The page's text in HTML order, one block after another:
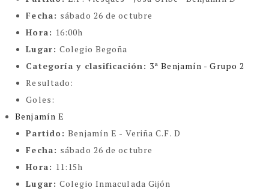
Fecha: sábado 26 de octubre
Hora: 16:00h
Lugar:Colegio Begoña
Categoría y clasificación : 3ª Benjamín - Grupo 2
Resultado:
Goles:
Benjamín E
Partido:Benjamín E - Veriña C.F. D
Fecha: sábado 26 de octubre
Hora: 11:15h
Lugar:Colegio Inmaculada Gijón